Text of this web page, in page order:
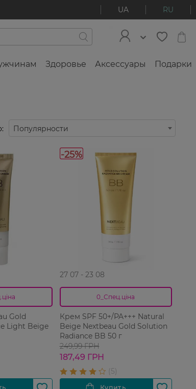
UA RU
Здоровье Аксессуары Подарки
Популярности
Gold
Light Beige
-25%
27 07 - 23 08
0_Спец.ціна
Крем SPF 50+/PA+++ Natural
Beige Nextbeau Gold Solution
Radiance BB 50 г
249,99 ГРН
187,49 ГРН